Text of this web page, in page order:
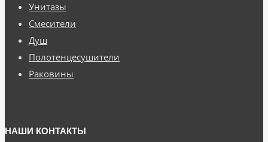
Унитазы
Смесители
Душ
Полотенцесушители
Раковины
НАШИ КОНТАКТЫ